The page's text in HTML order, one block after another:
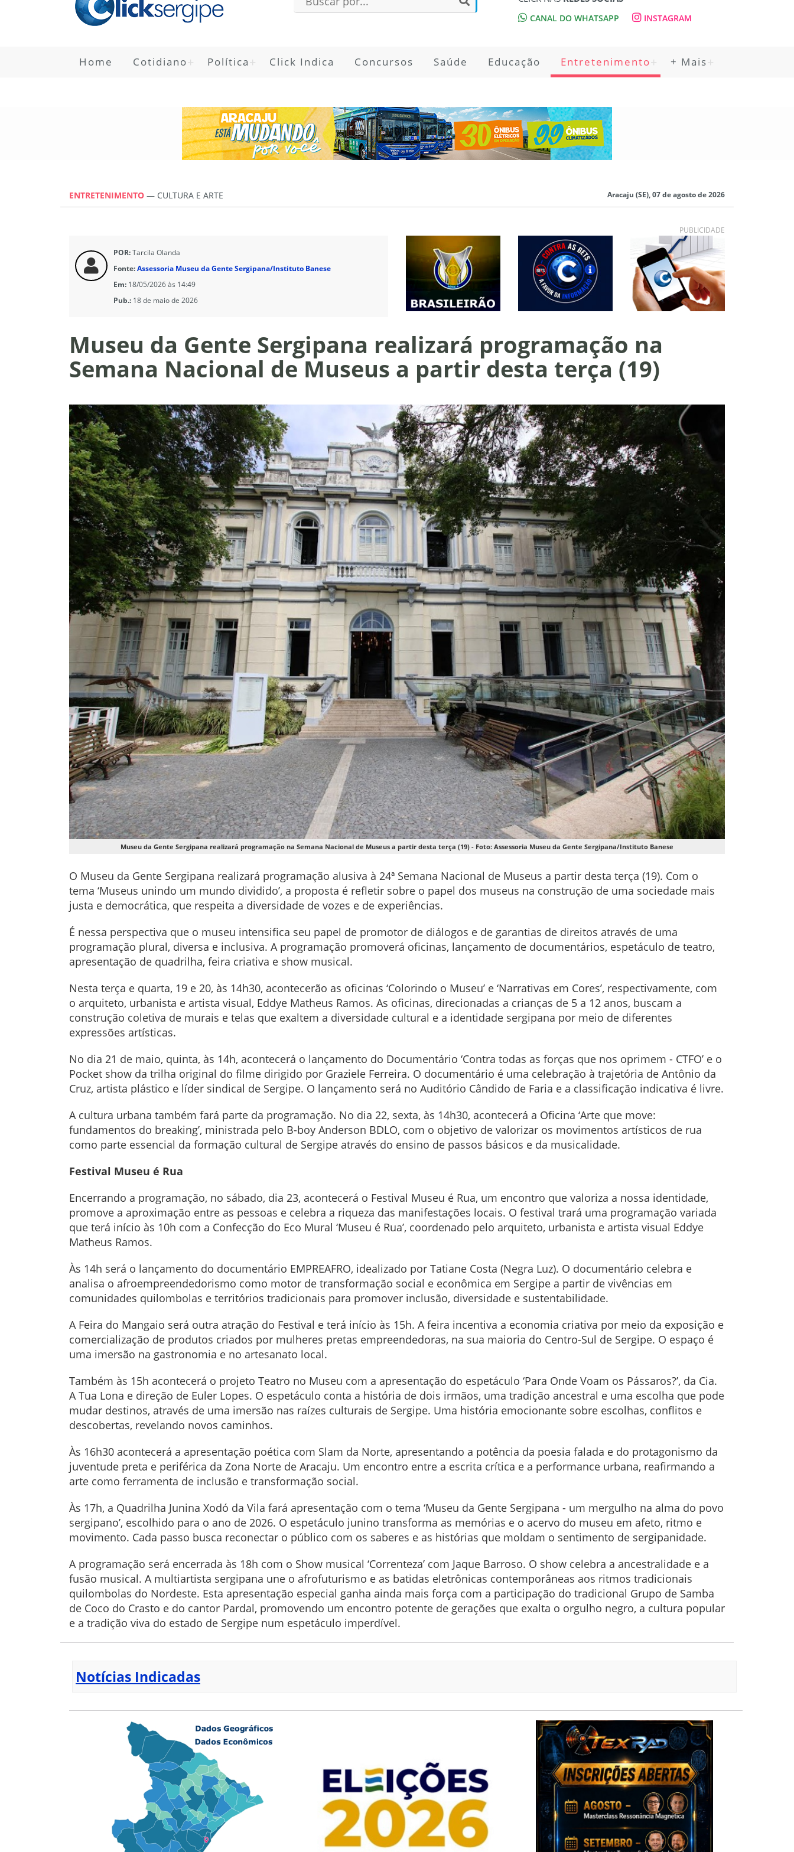
CANAL DO WHATSAPP INSTAGRAM
Home Cotidiano Política Click Indica Concursos Saúde Educação Entretenimento + Mais
ENTRETENIMENTO — CULTURA E ARTE Aracaju (SE), 07 de agosto de 2026
PUBLICIDADE
POR:Tarcila Olanda
Fonte:Assessoria Museu da Gente Sergipana/Instituto Banese
Em: 18/05/2026 às 14:49
Pub.: 18 de maio de 2026
Museu da Gente Sergipana realizará programação na
Semana Nacional de Museus a partir desta terça (19)
Museu da Gente Sergipana realizará programação na Semana Nacional de Museus a partir desta terça (19) - Foto: Assessoria Museu da Gente Sergipana/Instituto Banese
O Museu da Gente Sergipana realizará programação alusiva à 24ª Semana Nacional de Museus a partir desta terça (19). Com o
tema ‘Museus unindo um mundo dividido’, a proposta é refletir sobre o papel dos museus na construção de uma sociedade mais
justa e democrática, que respeita a diversidade de vozes e de experiências.
É nessa perspectiva que o museu intensifica seu papel de promotor de diálogos e de garantias de direitos através de uma
programação plural, diversa e inclusiva. A programação promoverá oficinas, lançamento de documentários, espetáculo de teatro,
apresentação de quadrilha, feira criativa e show musical.
Nesta terça e quarta, 19 e 20, às 14h30, acontecerão as oficinas ‘Colorindo o Museu’ e ‘Narrativas em Cores’, respectivamente, com
o arquiteto, urbanista e artista visual, Eddye Matheus Ramos. As oficinas, direcionadas a crianças de 5 a 12 anos, buscam a
construção coletiva de murais e telas que exaltem a diversidade cultural e a identidade sergipana por meio de diferentes
expressões artísticas.
No dia 21 de maio, quinta, às 14h, acontecerá o lançamento do Documentário ‘Contra todas as forças que nos oprimem - CTFO’ e o
Pocket show da trilha original do filme dirigido por Graziele Ferreira. O documentário é uma celebração à trajetória de Antônio da
Cruz, artista plástico e líder sindical de Sergipe. O lançamento será no Auditório Cândido de Faria e a classificação indicativa é livre.
A cultura urbana também fará parte da programação. No dia 22, sexta, às 14h30, acontecerá a Oficina ‘Arte que move:
fundamentos do breaking’, ministrada pelo B-boy Anderson BDLO, com o objetivo de valorizar os movimentos artísticos de rua
como parte essencial da formação cultural de Sergipe através do ensino de passos básicos e da musicalidade.
Festival Museu é Rua
Encerrando a programação, no sábado, dia 23, acontecerá o Festival Museu é Rua, um encontro que valoriza a nossa identidade,
promove a aproximação entre as pessoas e celebra a riqueza das manifestações locais. O festival trará uma programação variada
que terá início às 10h com a Confecção do Eco Mural ‘Museu é Rua’, coordenado pelo arquiteto, urbanista e artista visual Eddye
Matheus Ramos.
Às 14h será o lançamento do documentário EMPREAFRO, idealizado por Tatiane Costa (Negra Luz). O documentário celebra e
analisa o afroempreendedorismo como motor de transformação social e econômica em Sergipe a partir de vivências em
comunidades quilombolas e territórios tradicionais para promover inclusão, diversidade e sustentabilidade.
A Feira do Mangaio será outra atração do Festival e terá início às 15h. A feira incentiva a economia criativa por meio da exposição e
comercialização de produtos criados por mulheres pretas empreendedoras, na sua maioria do Centro-Sul de Sergipe. O espaço é
uma imersão na gastronomia e no artesanato local.
Também às 15h acontecerá o projeto Teatro no Museu com a apresentação do espetáculo ‘Para Onde Voam os Pássaros?’, da Cia.
A Tua Lona e direção de Euler Lopes. O espetáculo conta a história de dois irmãos, uma tradição ancestral e uma escolha que pode
mudar destinos, através de uma imersão nas raízes culturais de Sergipe. Uma história emocionante sobre escolhas, conflitos e
descobertas, revelando novos caminhos.
Às 16h30 acontecerá a apresentação poética com Slam da Norte, apresentando a potência da poesia falada e do protagonismo da
juventude preta e periférica da Zona Norte de Aracaju. Um encontro entre a escrita crítica e a performance urbana, reafirmando a
arte como ferramenta de inclusão e transformação social.
Às 17h, a Quadrilha Junina Xodó da Vila fará apresentação com o tema ‘Museu da Gente Sergipana - um mergulho na alma do povo
sergipano’, escolhido para o ano de 2026. O espetáculo junino transforma as memórias e o acervo do museu em afeto, ritmo e
movimento. Cada passo busca reconectar o público com os saberes e as histórias que moldam o sentimento de sergipanidade.
A programação será encerrada às 18h com o Show musical ‘Correnteza’ com Jaque Barroso. O show celebra a ancestralidade e a
fusão musical. A multiartista sergipana une o afrofuturismo e as batidas eletrônicas contemporâneas aos ritmos tradicionais
quilombolas do Nordeste. Esta apresentação especial ganha ainda mais força com a participação do tradicional Grupo de Samba
de Coco do Crasto e do cantor Pardal, promovendo um encontro potente de gerações que exalta o orgulho negro, a cultura popular
e a tradição viva do estado de Sergipe num espetáculo imperdível.
Notícias Indicadas